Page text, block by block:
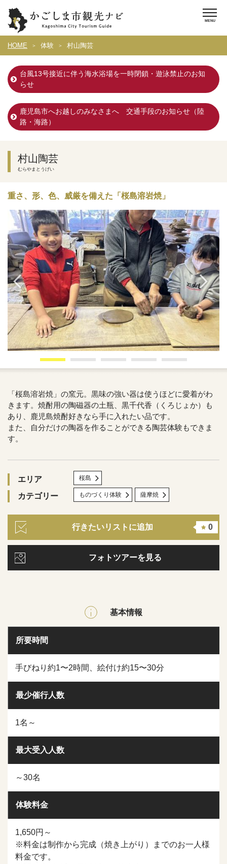
HOME 体験 村山陶芸
台風13号接近に伴う海水浴場を一時閉鎖・遊泳禁止のお知
らせ
鹿児島市へお越しのみなさまへ 交通手段のお知らせ（陸
路・海路）
村山陶芸
むらやまとうげい
重さ、形、色、威厳を備えた「桜島溶岩焼」
「桜島溶岩焼」の窯元。黒味の強い器は使うほどに愛着がわ
きます。焼酎用の陶磁器の土瓶、黒千代香（くろじょか）も
あり、鹿児島焼酎好きなら手に入れたい品です。
また、自分だけの陶器を作ることができる陶芸体験もできま
す。
エリア 桜島
カテゴリー ものづくり体験 薩摩焼
行きたいリストに追加 0
フォトツアーを見る
基本情報
所要時間
手びねり約1〜2時間、絵付け約15〜30分
最少催行人数
1名～
最大受入人数
～30名
体験料金
1,650円～
※料金は制作から完成（焼き上がり）までのお一人様
料金です。